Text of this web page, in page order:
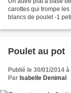
carottes qui trompe
blancs de poulet -1
Poulet au pot
Publié le 30/01/2014
Par Isabelle Denimal